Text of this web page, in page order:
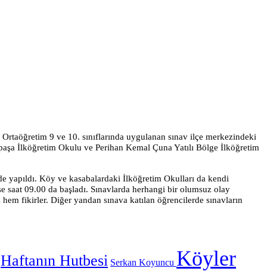
9 ve 10. sınıflarında uygulanan sınav ilçe merkezindeki
İlköğretim Okulu ve Perihan Kemal Çuna Yatılı Bölge İlköğretim
yapıldı. Köy ve kasabalardaki İlköğretim Okulları da kendi
saat 09.00 da başladı. Sınavlarda herhangi bir olumsuz olay
fikirler. Diğer yandan sınava katılan öğrencilerde sınavların
Haftanın Hutbesi Serkan Koyuncu Köyler